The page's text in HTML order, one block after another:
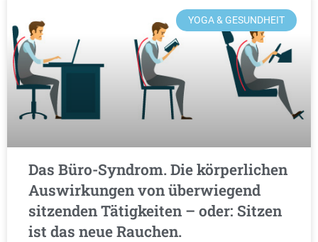
YOGA & GESUNDHEIT
Das Büro-Syndrom. Die körperlichen
Auswirkungen von überwiegend
sitzenden Tätigkeiten – oder: Sitzen
ist das neue Rauchen.